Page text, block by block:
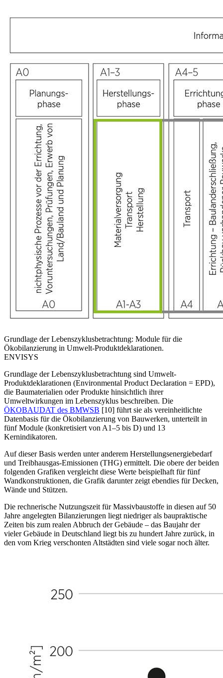
Grundlage der Lebenszyklusbetrachtung: Module für die
Ökobilanzierung in Umwelt-Produktdeklarationen.
ENVISYS
Grundlage der Lebenszyklusbetrachtung sind Umwelt-
Produktdeklarationen (Environmental Product Declaration = EPD),
die Baumaterialien oder Produkte hinsichtlich ihrer
Umweltwirkungen im Lebenszyklus beschreiben. Die
ÖKOBAUDAT des BMWSB [10] führt sie als vereinheitlichte
Datenbasis für die Ökobilanzierung von Bauwerken, unterteilt in
fünf Module (konkretisiert von A1–5 bis D) und 13
Kernindikatoren.
Auf dieser Basis werden unter anderem Herstellungsenergiebedarf
und Treibhausgas-Emissionen (THG) ermittelt. Die obere der beiden
folgenden Grafiken vergleicht diese Werte beispielhaft für fünf
Wandkonstruktionen, die Grafik darunter zeigt ebendies für Decken,
Wände und Stützen.
Die rechnerische Nutzungszeit für Massivbaustoffe in diesen auf 50
Jahre angelegten Bilanzierungen liegt niedriger als baupraktische
Zeiten bis zum realen Abbruch der Gebäude – das Baujahr der
vieler Gebäude in Deutschland liegt bis zu hundert Jahre zurück, in
den vom Krieg verschonten Altstädten sind viele sogar noch älter.